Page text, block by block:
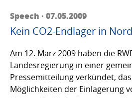
Speech · 07.05.2009
Kein CO2-Endlager in
Am 12. März 2009 haben die
Landesregierung in einer
Pressemitteilung verkündet,
Möglichkeiten der Einlagerung